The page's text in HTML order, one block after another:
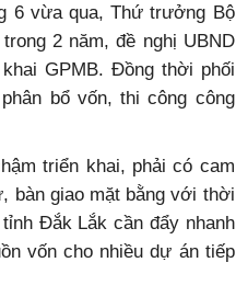
6 vừa qua, Thứ trưởng Bộ
2 năm, đề nghị UBND
GPMB. Đồng thời phối
bổ vốn, thi công công
triển khai, phải có cam
bàn giao mặt bằng với thời
Đắk Lắk cần đẩy nhanh
vốn cho nhiều dự án tiếp